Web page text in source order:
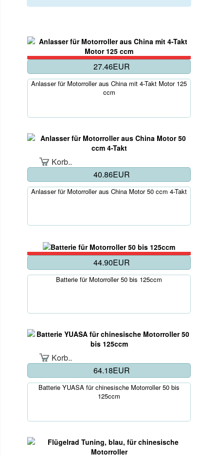
27.46EUR
Anlasser für Motorroller aus China mit 4-Takt Motor 125
ccm
Korb..
40.86EUR
Anlasser für Motorroller aus China Motor 50 ccm 4-Takt
44.90EUR
Batterie für Motorroller 50 bis 125ccm
Korb..
64.18EUR
Batterie YUASA für chinesische Motorroller 50 bis
125ccm